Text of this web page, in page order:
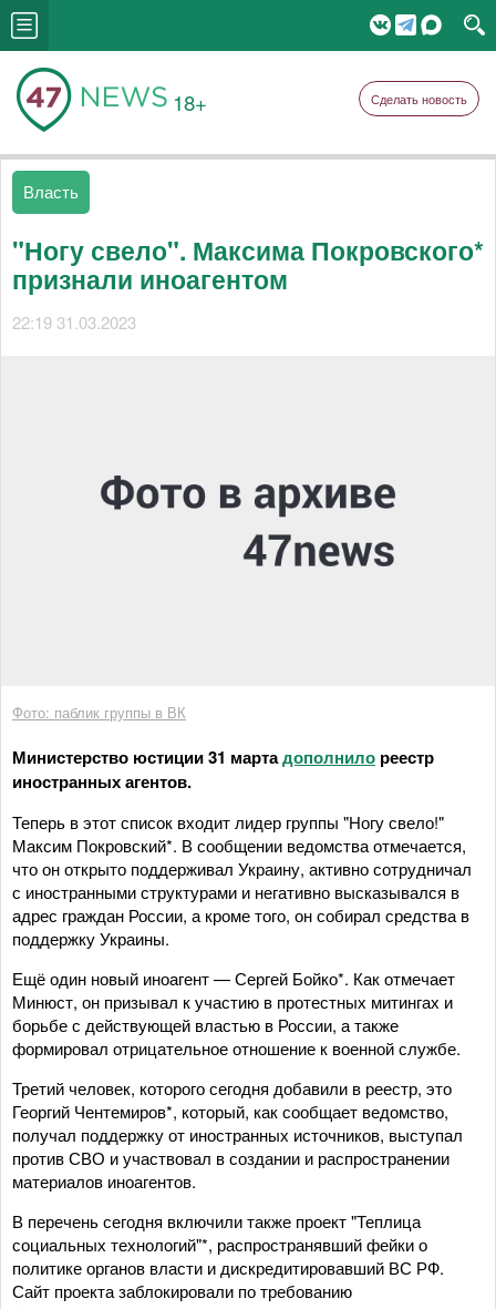
18+ Сделать новость
Власть
"Ногу свело". Максима Покровского*
признали иноагентом
22:19 31.03.2023
Фото: паблик группы в ВК
Министерство юстиции 31 мартадополнило реестр
иностранных агентов.
Теперь в этот список входит лидер группы "Ногу свело!"
Максим Покровский*. В сообщении ведомства отмечается,
что он открыто поддерживал Украину, активно сотрудничал
с иностранными структурами и негативно высказывался в
адрес граждан России, а кроме того, он собирал средства в
поддержку Украины.
Ещё один новый иноагент — Сергей Бойко*. Как отмечает
Минюст, он призывал к участию в протестных митингах и
борьбе с действующей властью в России, а также
формировал отрицательное отношение к военной службе.
Третий человек, которого сегодня добавили в реестр, это
Георгий Чентемиров*, который, как сообщает ведомство,
получал поддержку от иностранных источников, выступал
против СВО и участвовал в создании и распространении
материалов иноагентов.
В перечень сегодня включили также проект "Теплица
социальных технологий"*, распространявший фейки о
политике органов власти и дискредитировавший ВС РФ.
Сайт проекта заблокировали по требованию